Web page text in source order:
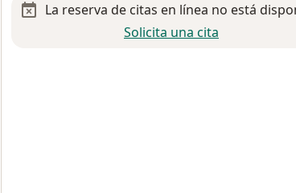
La reserva de citas en línea no está
Solicita una cita